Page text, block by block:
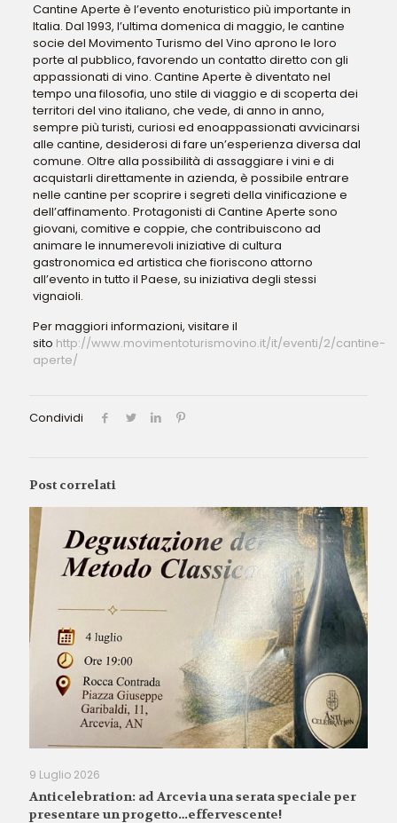
Cantine Aperte è l’evento enoturistico più importante in
Italia. Dal 1993, l’ultima domenica di maggio, le cantine
socie del Movimento Turismo del Vino aprono le loro
porte al pubblico, favorendo un contatto diretto con gli
appassionati di vino. Cantine Aperte è diventato nel
tempo una filosofia, uno stile di viaggio e di scoperta dei
territori del vino italiano, che vede, di anno in anno,
sempre più turisti, curiosi ed enoappassionati avvicinarsi
alle cantine, desiderosi di fare un’esperienza diversa dal
comune. Oltre alla possibilità di assaggiare i vini e di
acquistarli direttamente in azienda, è possibile entrare
nelle cantine per scoprire i segreti della vinificazione e
dell’affinamento. Protagonisti di Cantine Aperte sono
giovani, comitive e coppie, che contribuiscono ad
animare le innumerevoli iniziative di cultura
gastronomica ed artistica che fioriscono attorno
all’evento in tutto il Paese, su iniziativa degli stessi
vignaioli.
Per maggiori informazioni, visitare il
sito http://www.movimentoturismovino.it/it/eventi/2/cantine-
aperte/
Condividi
Post correlati
9 Luglio 2026
Anticelebration: ad Arcevia una serata speciale per
presentare un progetto…effervescente!